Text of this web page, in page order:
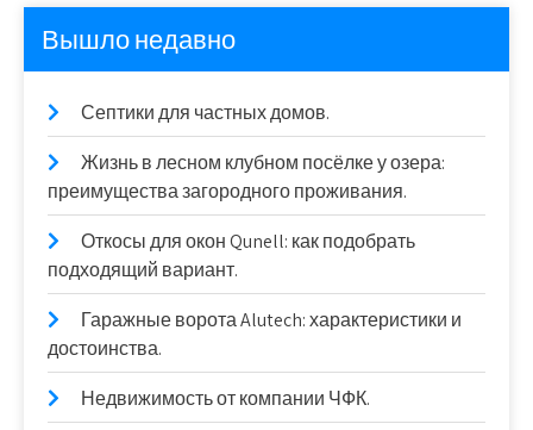
Вышло недавно
Септики для частных домов.
Жизнь в лесном клубном посёлке у озера:
преимущества загородного проживания.
Откосы для окон Qunell: как подобрать
подходящий вариант.
Гаражные ворота Alutech: характеристики и
достоинства.
Недвижимость от компании ЧФК.